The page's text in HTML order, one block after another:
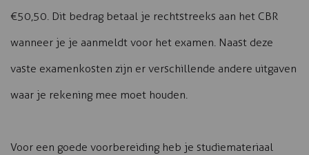
€50,50. Dit bedrag betaal je rechtstreeks aan het CBR
wanneer je je aanmeldt voor het examen. Naast deze
vaste examenkosten zijn er verschillende andere uitgaven
waar je rekening mee moet houden.
Voor een goede voorbereiding heb je studiemateriaal